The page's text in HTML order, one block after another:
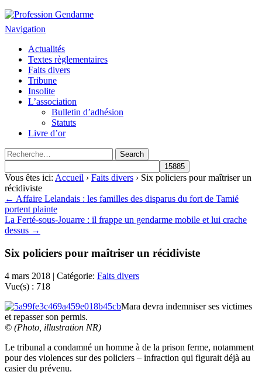
Profession Gendarme
Le journal des gendarmes
Navigation
Actualités
Textes règlementaires
Faits divers
Tribune
Insolite
L’association
Bulletin d’adhésion
Statuts
Livre d’or
Vous êtes ici: Accueil › Faits divers › Six policiers pour maîtriser un
récidiviste
← Affaire Lelandais : les familles des disparus du fort de Tamié
portent plainte
La Ferté-sous-Jouarre : il frappe un gendarme mobile et lui crache
dessus →
Six policiers pour maîtriser un récidiviste
4 mars 2018 | Catégorie: Faits divers
Vue(s) : 718
Mara devra indemniser ses victimes
et repasser son permis.
© (Photo, illustration NR)
Le tribunal a condamné un homme à de la prison ferme, notamment
pour des violences sur des policiers – infraction qui figurait déjà au
casier du prévenu.